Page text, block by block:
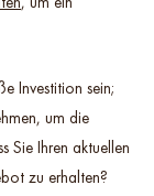
Investition sein;
um die
Sie Ihren aktuellen
zu erhalten?